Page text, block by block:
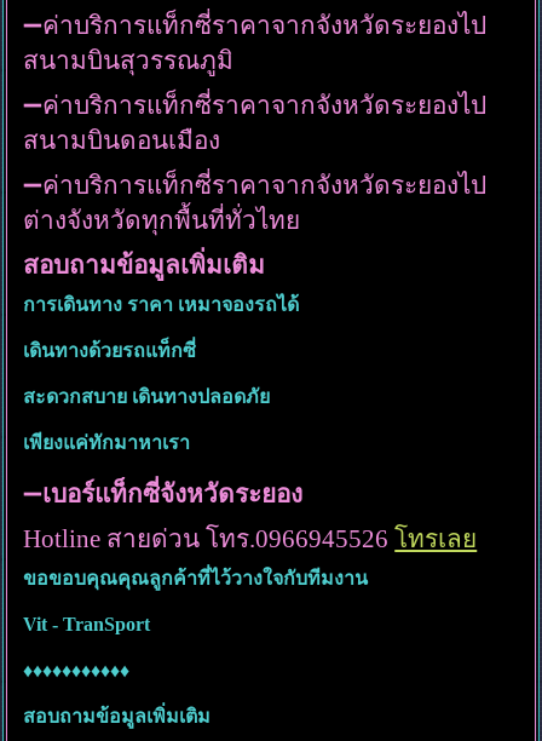
➖ค่าบริการแท็กซี่ราคาจากจังหวัดระยองไป
สนามบินสุวรรณภูมิ
➖ค่าบริการแท็กซี่ราคาจากจังหวัดระยองไป
สนามบินดอนเมือง
➖ค่าบริการแท็กซี่ราคาจากจังหวัดระยองไป
ต่างจังหวัดทุกพื้นที่ทั่วไทย
สอบถามข้อมูลเพิ่มเติม
การเดินทาง ราคา เหมาจองรถได้
เดินทางด้วยรถแท็กซี่
สะดวกสบาย เดินทางปลอดภัย
เพียงแค่ทักมาหาเรา
➖เบอร์แท็กซี่จังหวัดระยอง
Hotline สายด่วน โทร.0966945526โทรเลย
ขอขอบคุณคุณลูกค้าที่ไว้วางใจกับทีมงาน
Vit - TranSport
♦️♦️♦️♦️♦️♦️♦️♦️♦️♦️♦️
สอบถามข้อมูลเพิ่มเติม